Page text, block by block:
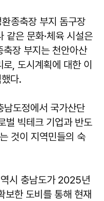
종축장 부지 돔구장
같은 문화·체육 시설은
장 부지는 천안아산
, 도시계획에 대한 이
다.
도정에서 국가산단
벌 빅테크 기업과 반도
것이 지역민들의 숙
시 충남도가 2025년
보한 도비를 통해 현재